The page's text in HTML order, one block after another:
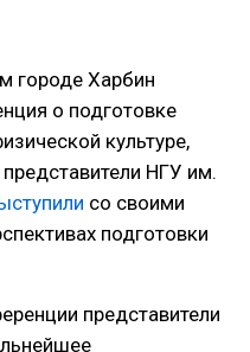
городе Харбин
о подготовке
культуре,
НГУ им.
со своими
подготовки
представители